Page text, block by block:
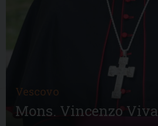
Vescovo
Mons. Vincenzo Viva